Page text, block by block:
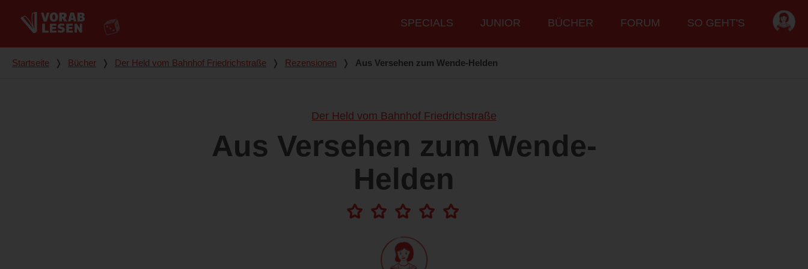
Hauptmenü
SPECIALS JUNIOR BÜCHER FORUM SO GEHT'S
Du bist hier
Startseite ❭ Bücher ❭ Der Held vom Bahnhof Friedrichstraße ❭ Rezensionen ❭ Aus Versehen zum Wende-Helden
Der Held vom Bahnhof Friedrichstraße
Aus Versehen zum Wende-
Helden